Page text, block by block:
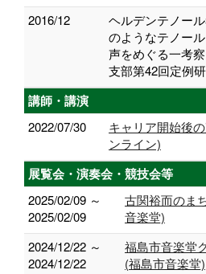
2016/12
ヘルデンテノー
のようなテノー
声をめぐる一考
支部第42回定例
講師・講演
2022/07/30
キャリア開始後
ンライン)
展覧会・演奏会・競技会等
2025/02/09 ～
2025/02/09
古関裕而のま
音楽堂)
2024/12/22 ～
2024/12/22
福島市音楽堂
(福島市音楽堂)